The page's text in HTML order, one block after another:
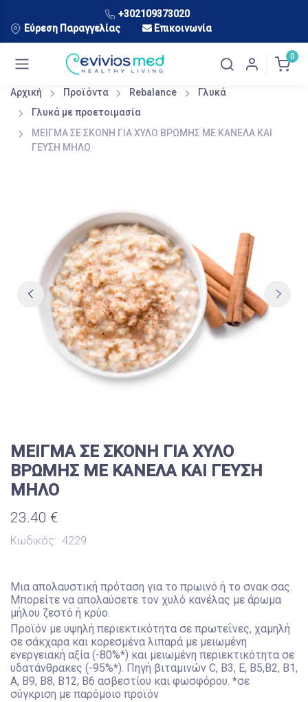
+302109373020
Εύρεση Παραγγελίας
Επικοινωνία
0
Αρχική Προϊόντα Rebalance
Γλυκά
Γλυκά με προετοιμασία
ΜΕΙΓΜΑ ΣΕ ΣΚΟΝΗ ΓΙΑ ΧΥΛΟ ΒΡΩΜΗΣ ΜΕ ΚΑΝΕΛΑ ΚΑΙ
ΓΕΥΣΗ ΜΗΛΟ
ΜΕΙΓΜΑ ΣΕ ΣΚΟΝΗ ΓΙΑ ΧΥΛΟ
ΒΡΩΜΗΣ ΜΕ ΚΑΝΕΛΑ ΚΑΙ ΓΕΥΣΗ
ΜΗΛΟ
23.40 €
Κωδικός: 4229
Μια απολαυστική πρόταση για το πρωινό ή το σνακ σας.
Μπορείτε να απολαύσετε τον χυλό κανέλας με άρωμα
μήλου ζεστό ή κρύο.
Προϊόν με υψηλή περιεκτικότητα σε πρωτεΐνες, χαμηλή
σε σάκχαρα και κορεσμένα λιπαρά με μειωμένη
ενεργειακή αξία (-80%*) και μειωμένη περιεκτικότητα σε
υδατάνθρακες (-95%*). Πηγή βιταμινών C, B3, E, B5,B2, B1,
A, B9, B8, B12, B6 ασβεστίου και φωσφόρου. *σε
σύγκριση με παρόμοιο προϊόν